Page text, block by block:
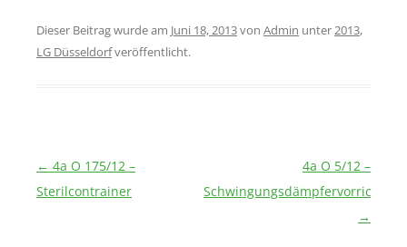
Dieser Beitrag wurde am Juni 18, 2013von Admin unter 2013,
LG Düsseldorfveröffentlicht.
Beitragsnavigation
← 4a O 175/12 –
Sterilcontrainer
4a O 5/12 –
Schwingungsdämpfervorrichtung
→